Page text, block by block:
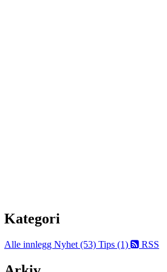
Kategori
Alle innlegg Nyhet (53) Tips (1) RSS